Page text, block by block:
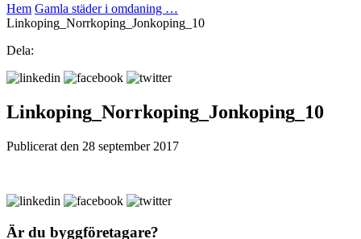
Hem Gamla städer i omdaning …
Linkoping_Norrkoping_Jonkoping_10
Dela:
Linkoping_Norrkoping_Jonkoping_10
Publicerat den 28 september 2017
Är du byggföretagare?